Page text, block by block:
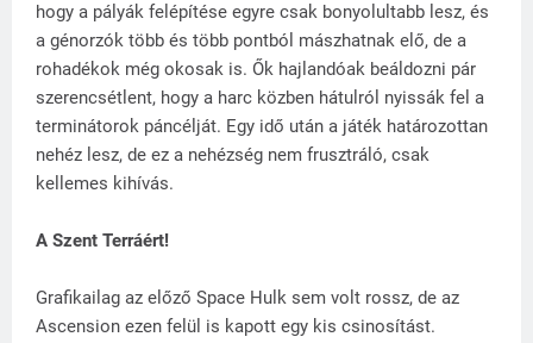
hogy a pályák felépítése egyre csak bonyolultabb lesz, és
a génorzók több és több pontból mászhatnak elő, de a
rohadékok még okosak is. Ők hajlandóak beáldozni pár
szerencsétlent, hogy a harc közben hátulról nyissák fel a
terminátorok páncélját. Egy idő után a játék határozottan
nehéz lesz, de ez a nehézség nem frusztráló, csak
kellemes kihívás.
A Szent Terráért!
Grafikailag az előző Space Hulk sem volt rossz, de az
Ascension ezen felül is kapott egy kis csinosítást.